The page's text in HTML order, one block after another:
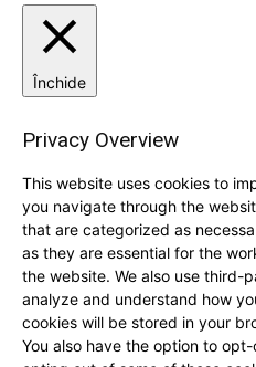
Închide
Privacy Overview
This website uses cookies to
you navigate through the
that are categorized as
as they are essential for the
the website. We also use third-
analyze and understand how
cookies will be stored in your
You also have the option to